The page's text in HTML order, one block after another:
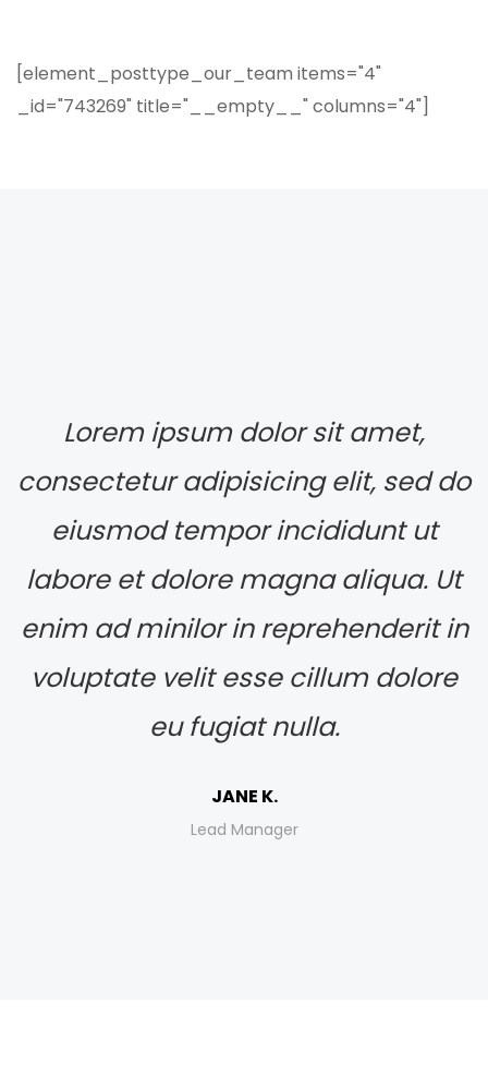
[element_posttype_our_team items="4"
_id="743269" title="__empty__" columns="4"]
Lorem ipsum dolor sit amet,
consectetur adipisicing elit, sed do
eiusmod tempor incididunt ut
labore et dolore magna aliqua. Ut
enim ad minilor in reprehenderit in
voluptate velit esse cillum dolore
eu fugiat nulla.
JANE K.
Lead Manager